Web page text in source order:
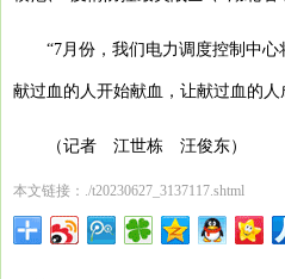
“7月份，我们电力调度控制中
献过血的人开始献血，让献过血的人
（记者 江世栋 汪俊东）
本文链接：./t20230627_3137117.shtml